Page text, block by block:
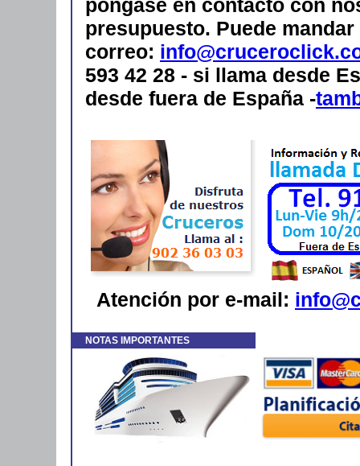
póngase en contacto con
presupuesto. Puede
correo:
593 42 28 - si llama desde
desde fuera de España -
Atención por e-mail:
NOTAS IMPORTANTES